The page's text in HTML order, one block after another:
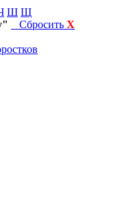
Ш Щ
Сбросить X